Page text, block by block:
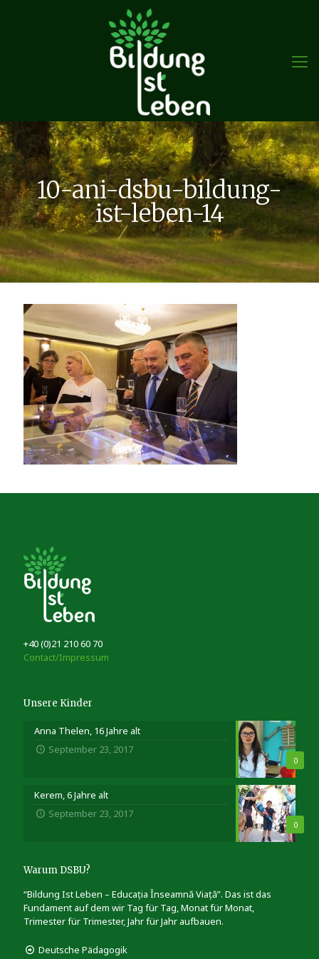
10-ani-dsbu-bildung-
ist-leben-14
+40 (0)21 210 60 70
Contact/Impressum
Unsere Kinder
0
Anna Thelen, 16 Jahre alt
September 23, 2017
0
Kerem, 6 Jahre alt
September 23, 2017
Warum DSBU?
“Bildung Ist Leben – Educația Înseamnă Viață”. Das ist das
Fundament auf dem wir Tag für Tag, Monat für Monat,
Trimester für Trimester, Jahr für Jahr aufbauen.
Deutsche Pädagogik